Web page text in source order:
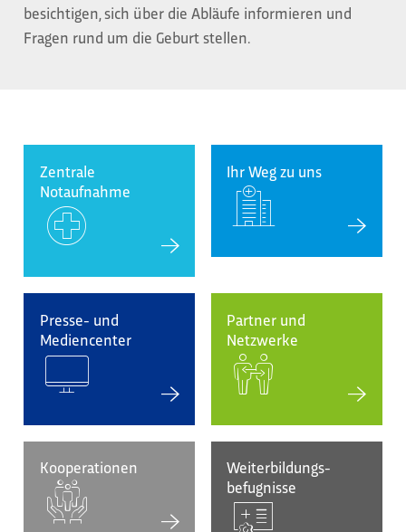
besichtigen, sich über die Abläufe informieren und
Fragen rund um die Geburt stellen.
Zentrale
Notaufnahme
Ihr Weg zu uns
Presse- und
Mediencenter
Partner und
Netzwerke
Kooperationen
Weiterbildungs-
befugnisse